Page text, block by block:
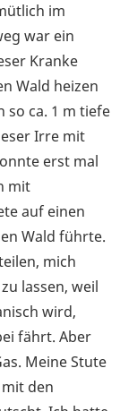
im
war ein
Kranke
Wald heizen
so ca. 1 m tiefe
Irre mit
erst mal
mit
auf einen
Wald führte.
mich
lassen, weil
wird,
fährt. Aber
Meine Stute
den